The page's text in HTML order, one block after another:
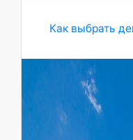
Как выбрать